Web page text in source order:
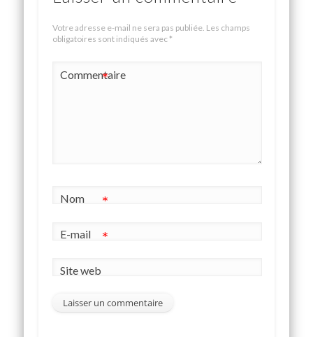
Votre adresse e-mail ne sera pas publiée. Les champs
obligatoires sont indiqués avec*
Commentaire
*
Nom *
E-mail *
Site web